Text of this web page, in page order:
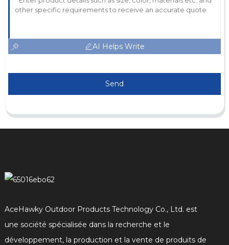
AI Helps Write
Send
AceHawky Outdoor Products Technology Co., Ltd. est
une société spécialisée dans la recherche et le
développement, la production et la vente de produits de